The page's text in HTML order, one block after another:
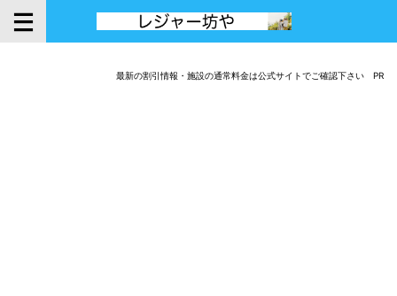
最新の割引情報・施設の通常料金は公式サイトでご確認下さい PR